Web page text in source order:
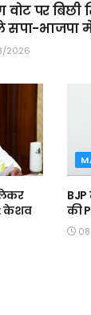
वोट पर
सपा-भाजपा
2026
: केशव
की